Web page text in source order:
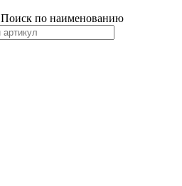
Поиск по наименованию